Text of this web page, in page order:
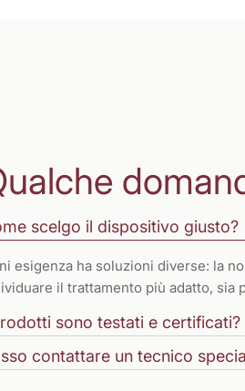
scelgo il dispositivo giusto?
esigenza ha soluzioni diverse: la
il trattamento più adatto,
sono testati e certificati?
contattare un tecnico